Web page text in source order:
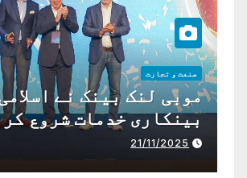
صنعت و تجارت
موبی لنک بینک نے
بینکاری خدمات شروع
اعلان کیا ہے،
21/11/2025